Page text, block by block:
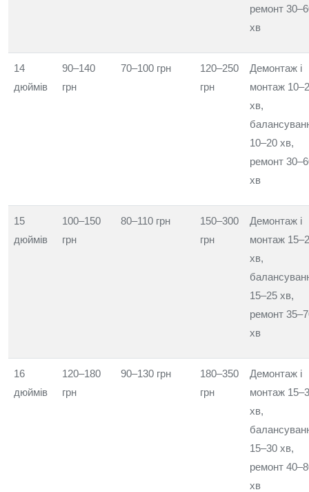
ремонт
хв
14
дюймів
90–140
грн
70–100 грн
120–250
грн
Демонтаж і
монтаж
хв,
10–20 хв,
ремонт
хв
15
дюймів
100–150
грн
80–110 грн
150–300
грн
Демонтаж і
монтаж
хв,
15–25 хв,
ремонт
хв
16
дюймів
120–180
грн
90–130 грн
180–350
грн
Демонтаж і
монтаж
хв,
15–30 хв,
ремонт
хв